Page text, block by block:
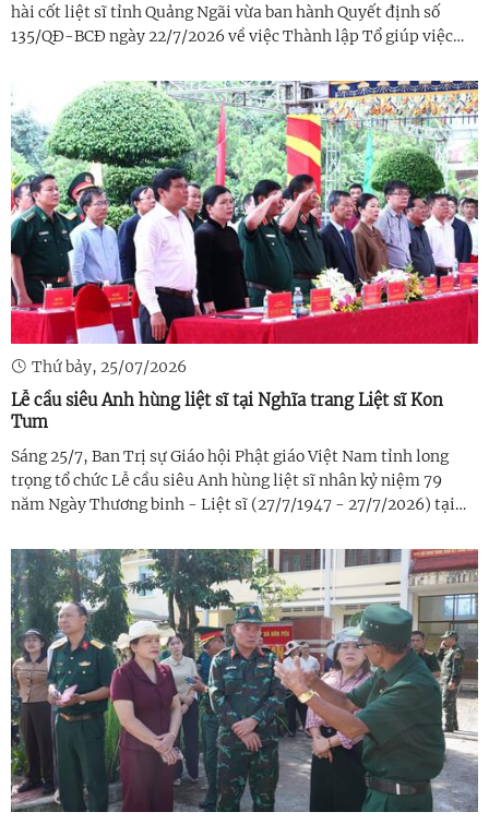
hài cốt liệt sĩ tỉnh Quảng Ngãi vừa ban hành Quyết định số
135/QĐ-BCĐ ngày 22/7/2026 về việc Thành lập Tổ giúp việc
tính hài cốt ...
Thứ bảy, 25/07/2026
Lễ cầu siêu Anh hùng liệt sĩ tại Nghĩa trang Liệt sĩ Kon
Tum
Sáng 25/7, Ban Trị sự Giáo hội Phật giáo Việt Nam tỉnh long
trọng tổ chức Lễ cầu siêu Anh hùng liệt sĩ nhân kỷ niệm 79
năm Ngày Thương binh - Liệt sĩ (27/7/1947 - 27/7/2026) tại